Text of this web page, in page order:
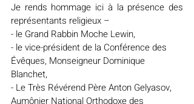
Je rends hommage ici à la présence des
représentants religieux –
- le Grand Rabbin Moche Lewin,
- le vice-président de la Conférence des
Évêques, Monseigneur Dominique
Blanchet,
- Le Très Révérend Père Anton Gelyasov,
Aumônier National Orthodoxe des